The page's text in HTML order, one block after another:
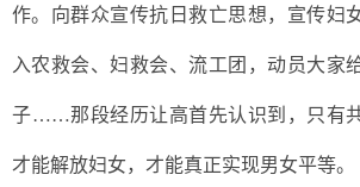
作。向群众宣传抗日救亡思想，宣传妇
入农救会、妇救会、流工团，动员大家
子……那段经历让高首先认识到，只有共
才能解放妇女，才能真正实现男女平等。